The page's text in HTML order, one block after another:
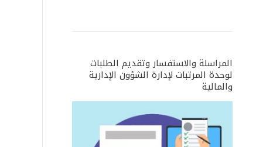
المراسلة والاستفسار وتقديم الطلبات
لوحدة المرتبات لإدارة الشؤون الإدارية
والمالية